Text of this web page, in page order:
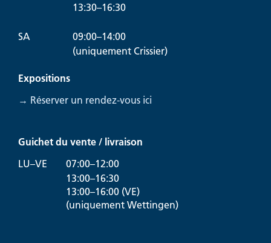
13:30–16:30
SA
09:00–14:00
(uniquement Crissier)
Expositions
→ Réserver un rendez-vous ici
Guichet du vente / livraison
LU–VE
07:00–12:00
13:00–16:30
13:00–16:00 (VE)
(uniquement Wettingen)